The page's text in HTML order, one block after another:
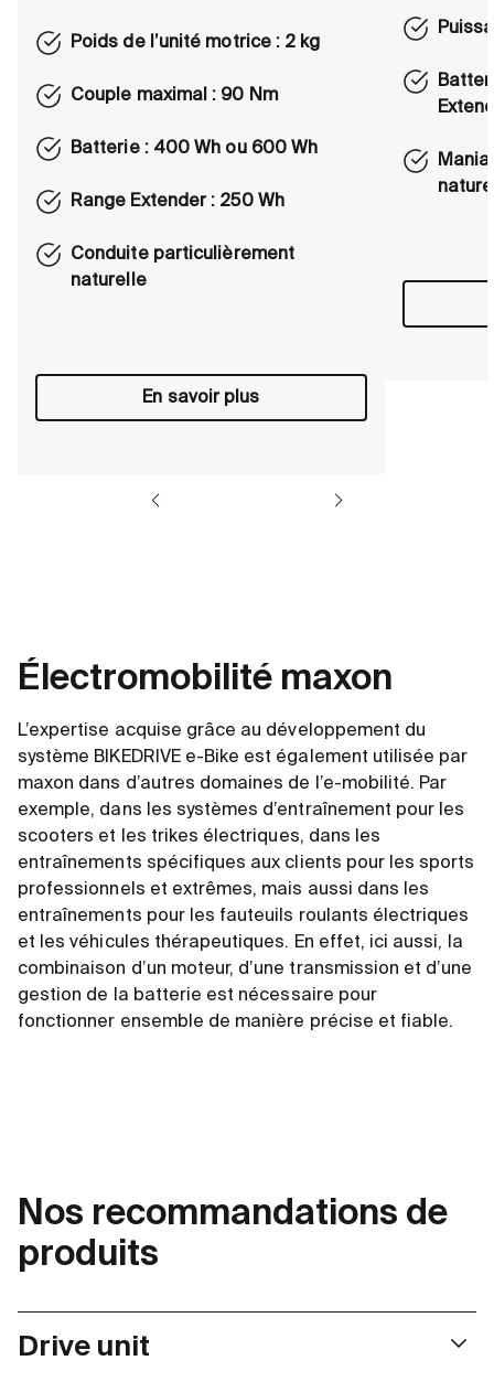
En savoir plus
Poids de l’unité motrice : 2 kg
Couple maximal : 90 Nm
Batterie : 400 Wh ou 600 Wh
Range Extender : 250 Wh
Conduite particulièrement
naturelle
Électromobilité maxon
L’expertise acquise grâce au développement du
système BIKEDRIVE e-Bike est également utilisée par
maxon dans d’autres domaines de l’e-mobilité. Par
exemple, dans les systèmes d’entraînement pour les
scooters et les trikes électriques, dans les
entraînements spécifiques aux clients pour les sports
professionnels et extrêmes, mais aussi dans les
entraînements pour les fauteuils roulants électriques
et les véhicules thérapeutiques. En effet, ici aussi, la
combinaison d’un moteur, d’une transmission et d’une
gestion de la batterie est nécessaire pour
fonctionner ensemble de manière précise et fiable.
Nos recommandations de
produits
Drive unit